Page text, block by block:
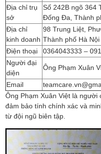
Địa chỉ trụ
sở
Số 242B ngõ 364
Đống Đa, Thành
Địa chỉ
kinh doanh
98 Trung Liệt,
Thành phố Hà Nội
Điện thoại
0364043333 –
Người đại
diện
Ông Phạm Xuân
Email
Ông Phạm Xuân Việt là người
đảm bảo tính chính xác và
từ đội ngũ biên tập.